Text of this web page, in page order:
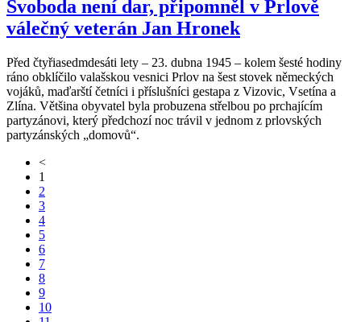
Svoboda není dar, připomněl v Prlově
válečný veterán Jan Hronek
Před čtyřiasedmdesáti lety – 23. dubna 1945 – kolem šesté hodiny
ráno obklíčilo valašskou vesnici Prlov na šest stovek německých
vojáků, maďarští četníci i příslušníci gestapa z Vizovic, Vsetína a
Zlína. Většina obyvatel byla probuzena střelbou po prchajícím
partyzánovi, který předchozí noc trávil v jednom z prlovských
partyzánských „domovů“.
<
1
2
3
4
5
6
7
8
9
10